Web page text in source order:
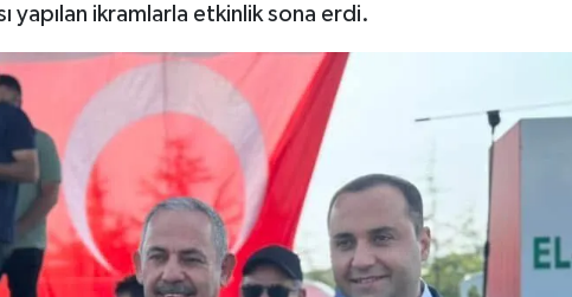
yapılan ikramlarla etkinlik sona erdi.